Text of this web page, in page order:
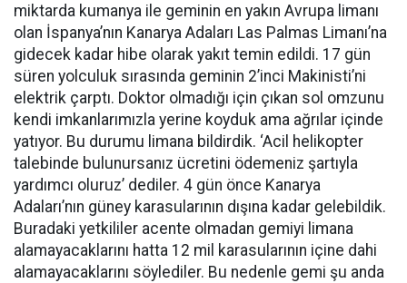
miktarda kumanya ile geminin en yakın Avrupa limanı
olan İspanya’nın Kanarya Adaları Las Palmas Limanı’na
gidecek kadar hibe olarak yakıt temin edildi. 17 gün
süren yolculuk sırasında geminin 2’inci Makinisti’ni
elektrik çarptı. Doktor olmadığı için çıkan sol omzunu
kendi imkanlarımızla yerine koyduk ama ağrılar içinde
yatıyor. Bu durumu limana bildirdik. ‘Acil helikopter
talebinde bulunursanız ücretini ödemeniz şartıyla
yardımcı oluruz’ dediler. 4 gün önce Kanarya
Adaları’nın güney karasularının dışına kadar gelebildik.
Buradaki yetkililer acente olmadan gemiyi limana
alamayacaklarını hatta 12 mil karasularının içine dahi
alamayacaklarını söylediler. Bu nedenle gemi şu anda